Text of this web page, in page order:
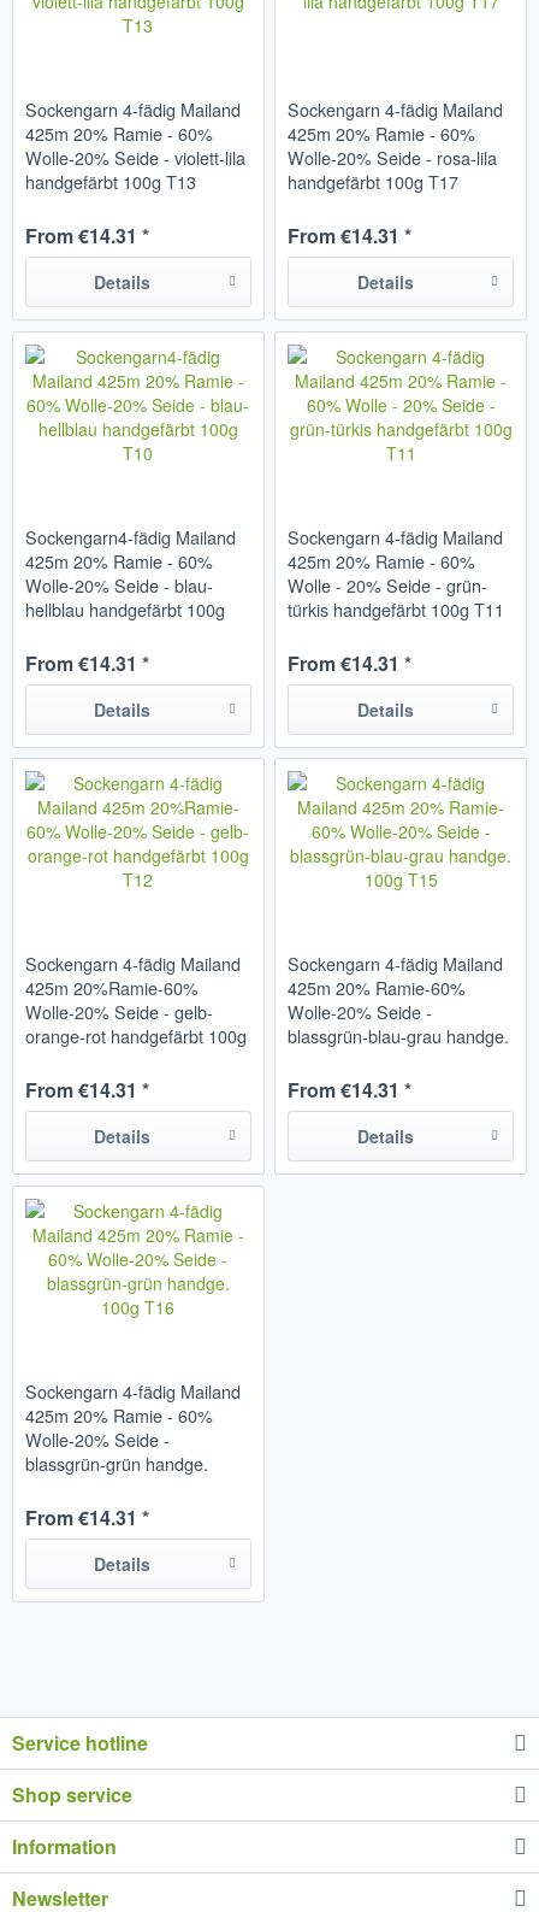
Sockengarn 4-fädig Mailand
425m 20% Ramie - 60%
Wolle-20% Seide - violett-lila
handgefärbt 100g T13
From €14.31 *
Details
Sockengarn 4-fädig Mailand
425m 20% Ramie - 60%
Wolle-20% Seide - rosa-lila
handgefärbt 100g T17
From €14.31 *
Details
Sockengarn4-fädig Mailand
425m 20% Ramie - 60%
Wolle-20% Seide - blau-
hellblau handgefärbt 100g
From €14.31 *
Details
Sockengarn 4-fädig Mailand
425m 20% Ramie - 60%
Wolle - 20% Seide - grün-
türkis handgefärbt 100g T11
From €14.31 *
Details
Sockengarn 4-fädig Mailand
425m 20%Ramie-60%
Wolle-20% Seide - gelb-
orange-rot handgefärbt 100g
From €14.31 *
Details
Sockengarn 4-fädig Mailand
425m 20% Ramie-60%
Wolle-20% Seide -
blassgrün-blau-grau handge.
From €14.31 *
Details
Sockengarn 4-fädig Mailand
425m 20% Ramie - 60%
Wolle-20% Seide -
blassgrün-grün handge.
From €14.31 *
Details
Service hotline
Shop service
Information
Newsletter